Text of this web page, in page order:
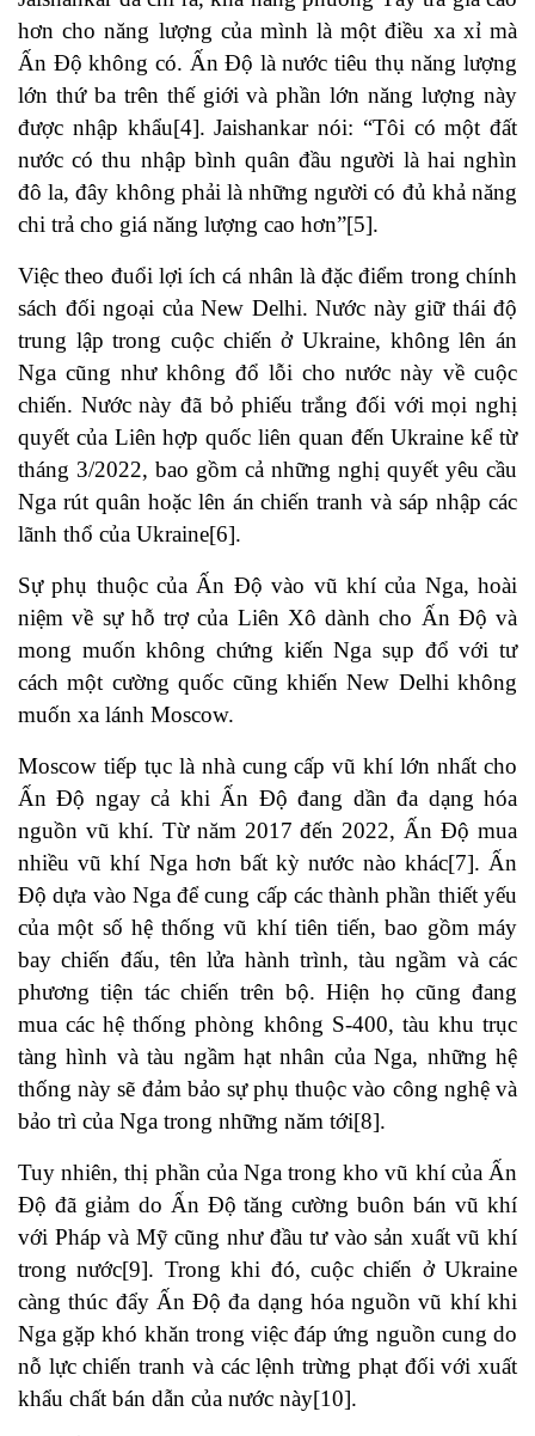
hơn cho năng lượng của mình là một điều xa xỉ mà
Ấn Độ không có. Ấn Độ là nước tiêu thụ năng lượng
lớn thứ ba trên thế giới và phần lớn năng lượng này
được nhập khẩu[4]. Jaishankar nói: “Tôi có một đất
nước có thu nhập bình quân đầu người là hai nghìn
đô la, đây không phải là những người có đủ khả năng
chi trả cho giá năng lượng cao hơn”[5].
Việc theo đuổi lợi ích cá nhân là đặc điểm trong chính
sách đối ngoại của New Delhi. Nước này giữ thái độ
trung lập trong cuộc chiến ở Ukraine, không lên án
Nga cũng như không đổ lỗi cho nước này về cuộc
chiến. Nước này đã bỏ phiếu trắng đối với mọi nghị
quyết của Liên hợp quốc liên quan đến Ukraine kể từ
tháng 3/2022, bao gồm cả những nghị quyết yêu cầu
Nga rút quân hoặc lên án chiến tranh và sáp nhập các
lãnh thổ của Ukraine[6].
Sự phụ thuộc của Ấn Độ vào vũ khí của Nga, hoài
niệm về sự hỗ trợ của Liên Xô dành cho Ấn Độ và
mong muốn không chứng kiến ​​Nga sụp đổ với tư
cách một cường quốc cũng khiến New Delhi không
muốn xa lánh Moscow.
Moscow tiếp tục là nhà cung cấp vũ khí lớn nhất cho
Ấn Độ ngay cả khi Ấn Độ đang dần đa dạng hóa
nguồn vũ khí. Từ năm 2017 đến 2022, Ấn Độ mua
nhiều vũ khí Nga hơn bất kỳ nước nào khác[7]. Ấn
Độ dựa vào Nga để cung cấp các thành phần thiết yếu
của một số hệ thống vũ khí tiên tiến, bao gồm máy
bay chiến đấu, tên lửa hành trình, tàu ngầm và các
phương tiện tác chiến trên bộ. Hiện họ cũng đang
mua các hệ thống phòng không S-400, tàu khu trục
tàng hình và tàu ngầm hạt nhân của Nga, những hệ
thống này sẽ đảm bảo sự phụ thuộc vào công nghệ và
bảo trì của Nga trong những năm tới[8].
Tuy nhiên, thị phần của Nga trong kho vũ khí của Ấn
Độ đã giảm do Ấn Độ tăng cường buôn bán vũ khí
với Pháp và Mỹ cũng như đầu tư vào sản xuất vũ khí
trong nước[9]. Trong khi đó, cuộc chiến ở Ukraine
càng thúc đẩy Ấn Độ đa dạng hóa nguồn vũ khí khi
Nga gặp khó khăn trong việc đáp ứng nguồn cung do
nỗ lực chiến tranh và các lệnh trừng phạt đối với xuất
khẩu chất bán dẫn của nước này[10].